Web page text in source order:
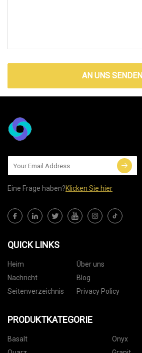
AN UNS SENDEN
Eine Frage haben?Klicken Sie hier
QUICK LINKS
Heim Über uns
Nachricht
Blog
Seitenverzeichnis
Privacy Policy
PRODUKTKATEGORIE
Basalt
Onyx